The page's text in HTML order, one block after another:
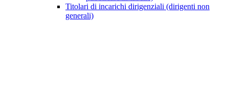
Titolari di incarichi dirigenziali (dirigenti non
generali)